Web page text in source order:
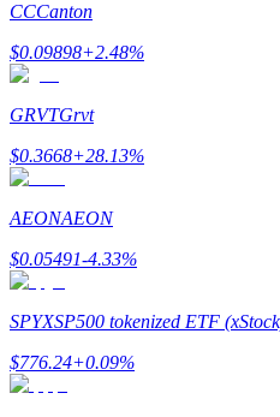
การปักหลัก
ผลตอบแทนสูงและเข้าถึงไ
CCCanton
$0.09898+2.48%
GRVTGrvt
$0.3668+28.13%
AEONAEON
$0.05491-4.33%
SPYXSP500 tokenized ETF
$776.24+0.09%